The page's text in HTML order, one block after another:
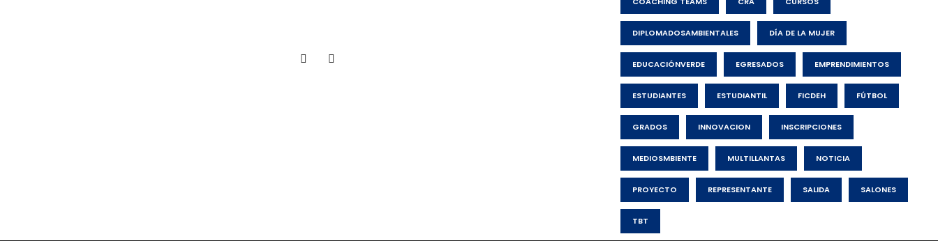
DIPLOMADOSAMBIENTALES DÍA DE LA MUJER
EDUCACIÓNVERDE EGRESADOS EMPRENDIMIENTOS
ESTUDIANTES ESTUDIANTIL FICDEH FÚTBOL
GRADOS INNOVACION INSCRIPCIONES
MEDIOSMBIENTE MULTILLANTAS NOTICIA
PROYECTO REPRESENTANTE SALIDA SALONES
TBT